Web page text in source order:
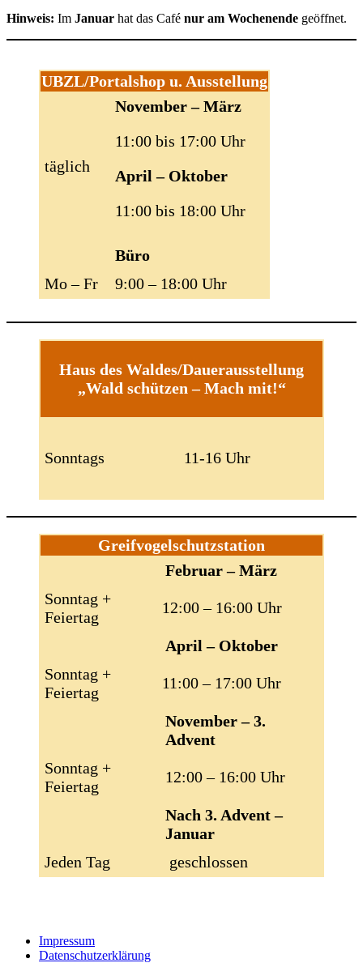
Hinweis: Im Januar hat das Café nur am Wochenende geöffnet.
UBZL/Portalshop u. Ausstellung
täglich
November – März
11:00 bis 17:00 Uhr
April – Oktober
11:00 bis 18:00 Uhr
Büro
Mo – Fr
9:00 – 18:00 Uhr
Haus des Waldes/Dauerausstellung
„Wald schützen – Mach mit!“
Sonntags 11-16 Uhr
Greifvogelschutzstation
Februar – März
Sonntag +
Feiertag
12:00 – 16:00 Uhr
April – Oktober
Sonntag +
Feiertag
11:00 – 17:00 Uhr
November – 3.
Advent
Sonntag +
Feiertag
12:00 – 16:00 Uhr
Nach 3. Advent –
Januar
Jeden Tag
geschlossen
Impressum
Datenschutzerklärung